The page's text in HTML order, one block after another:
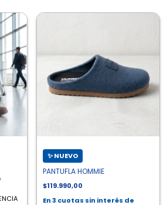
PANTUFLA HOMMIE
$119.990,00